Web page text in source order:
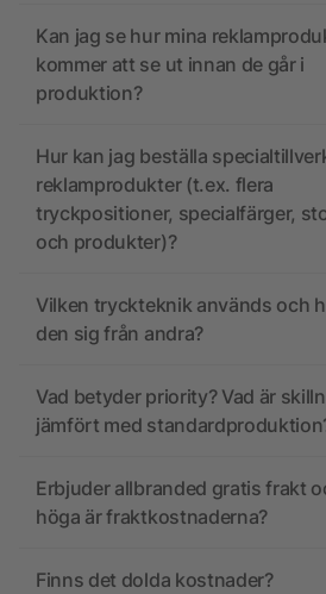
Kan jag se hur mina
kommer att se ut innan de går i
produktion?
Hur kan jag beställa
reklamprodukter (t.ex. flera
tryckpositioner, specialfärger,
och produkter)?
Vilken tryckteknik används och
den sig från andra?
Vad betyder priority? Vad är
jämfört med
Erbjuder allbranded gratis frakt
höga är fraktkostnaderna?
Finns det dolda kostnader?